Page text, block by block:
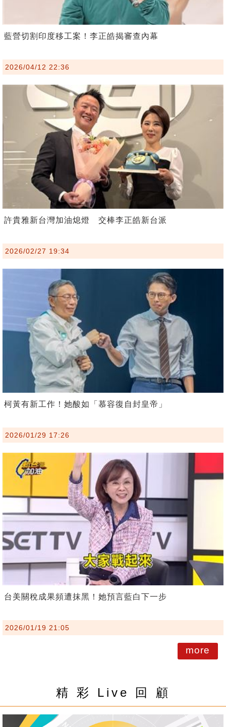
藍營切割印度移工案！李正皓揭審查內幕
2026/04/12 22:36
許貴雅新台灣加油熄燈 交棒李正皓新台派
2026/02/27 19:34
柯黃有新工作！她酸如「慕容復自封皇帝」
2026/01/29 17:26
台美關稅成果頻遭抹黑！她預言藍白下一步
2026/01/19 21:05
more
精 彩 Live 回 顧